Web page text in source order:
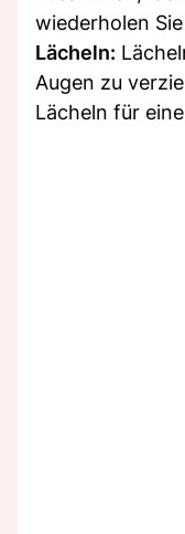
wiederholen
Lächeln:
Augen zu
Lächeln für